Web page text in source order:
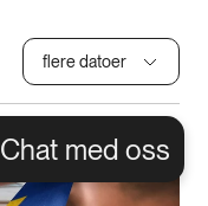
Chat med oss
flere datoer